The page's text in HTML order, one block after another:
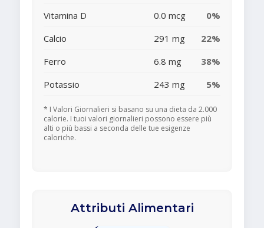
Vitamina D 0.0 mcg
0%
Calcio
291 mg
22%
Ferro
6.8 mg
38%
Potassio
243 mg 5%
* I Valori Giornalieri si basano su una dieta da 2.000
calorie. I tuoi valori giornalieri possono essere più
alti o più bassi a seconda delle tue esigenze
caloriche.
Attributi Alimentari